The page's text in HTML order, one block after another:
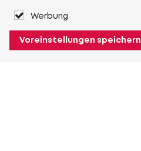
Werbung
Voreinstellungen speichern